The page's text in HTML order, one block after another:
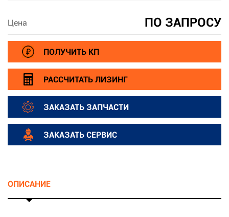
Цена ПО ЗАПРОСУ
ПОЛУЧИТЬ КП
РАССЧИТАТЬ ЛИЗИНГ
ЗАКАЗАТЬ ЗАПЧАСТИ
ЗАКАЗАТЬ СЕРВИС
ОПИСАНИЕ